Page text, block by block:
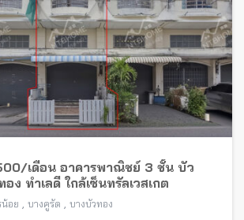
เดือน อาคารพาณิชย์ 3 ชั้น บัว
ง ทำเลดี ใกล้เซ็นทรัลเวสเกต
อย , บางคูรัด , บางบัวทอง